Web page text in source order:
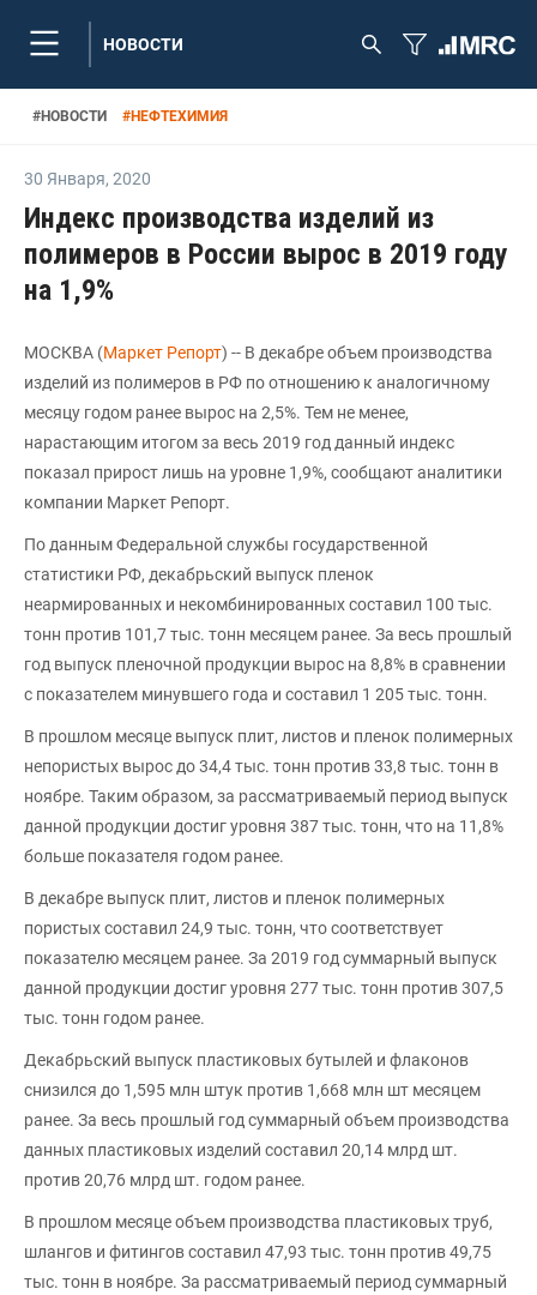
НОВОСТИ
#НОВОСТИ #НЕФТЕХИМИЯ
30 Января, 2020
Индекс производства изделий из
полимеров в России вырос в 2019 году
на 1,9%
МОСКВА (Маркет Репорт) -- В декабре объем производства
изделий из полимеров в РФ по отношению к аналогичному
месяцу годом ранее вырос на 2,5%. Тем не менее,
нарастающим итогом за весь 2019 год данный индекс
показал прирост лишь на уровне 1,9%, сообщают аналитики
компании Маркет Репорт.
По данным Федеральной службы государственной
статистики РФ, декабрьский выпуск пленок
неармированных и некомбинированных составил 100 тыс.
тонн против 101,7 тыс. тонн месяцем ранее. За весь прошлый
год выпуск пленочной продукции вырос на 8,8% в сравнении
с показателем минувшего года и составил 1 205 тыс. тонн.
В прошлом месяце выпуск плит, листов и пленок полимерных
непористых вырос до 34,4 тыс. тонн против 33,8 тыс. тонн в
ноябре. Таким образом, за рассматриваемый период выпуск
данной продукции достиг уровня 387 тыс. тонн, что на 11,8%
больше показателя годом ранее.
В декабре выпуск плит, листов и пленок полимерных
пористых составил 24,9 тыс. тонн, что соответствует
показателю месяцем ранее. За 2019 год суммарный выпуск
данной продукции достиг уровня 277 тыс. тонн против 307,5
тыс. тонн годом ранее.
Декабрьский выпуск пластиковых бутылей и флаконов
снизился до 1,595 млн штук против 1,668 млн шт месяцем
ранее. За весь прошлый год суммарный объем производства
данных пластиковых изделий составил 20,14 млрд шт.
против 20,76 млрд шт. годом ранее.
В прошлом месяце объем производства пластиковых труб,
шлангов и фитингов составил 47,93 тыс. тонн против 49,75
тыс. тонн в ноябре. За рассматриваемый период суммарный